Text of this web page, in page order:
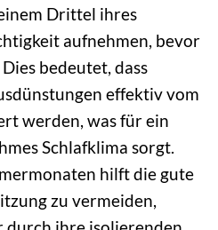
Drittel ihres
aufnehmen, bevor
bedeutet, dass
effektiv vom
werden, was für ein
Schlafklima sorgt.
hilft die gute
zu vermeiden,